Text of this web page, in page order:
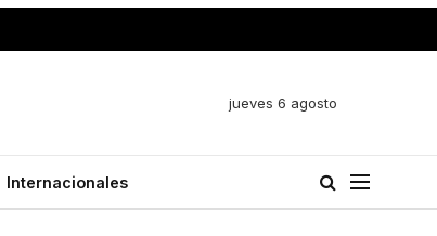
jueves 6 agosto
Internacionales